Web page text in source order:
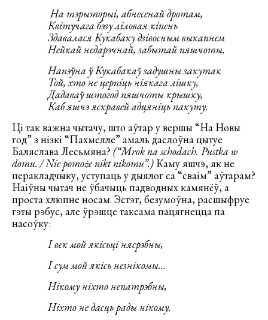
На тэрыторыi, абнесенай дротам,
Квiтучага бэзу лiловая кiпень
Здавалася Кукабаку дзiвосным выкапнем
Нейкай недарэчнай, забытай пяшчоты.
Напэўна ў Кукабакаў задушны закутак
Той, хто не церпiць нiякага лiшку,
Дадаваў штогод пяшчоты крышку,
Каб яшчэ яскравей адцянiць пакуту.
Ці так важна чытачу, што аўтар у вершы “На Новы
год” з нізкі “Пахмелле” амаль даслоўна цытуе
Баляслава Лесьмяна?(“Mrok na schodach. Pustka w
domu. / Nie pomoże nikt nikomu”.) Каму яшчэ, як не
перакладчыку, уступаць у дыялог са “сваім” аўтарам?
Наіўны чытач не ўбачыць падводных камянёў, а
проста хлюпне носам. Эстэт, безумоўна, расшыфруе
гэты рэбус, але ўрэшце таксама пацягнецца па
насоўку:
І век мой якісьці нясрэбны,
І сум мой якісь незнікомы…
Нікому ніхто непатрэбны,
Ніхто не дасць рады нікому.